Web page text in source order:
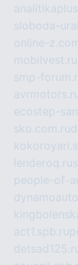
sloboda-
online-
mobilvest.ru
smp-
ecostep-
sko.com.ru
lenderoq.ru
people-of-
act1.spb.ru